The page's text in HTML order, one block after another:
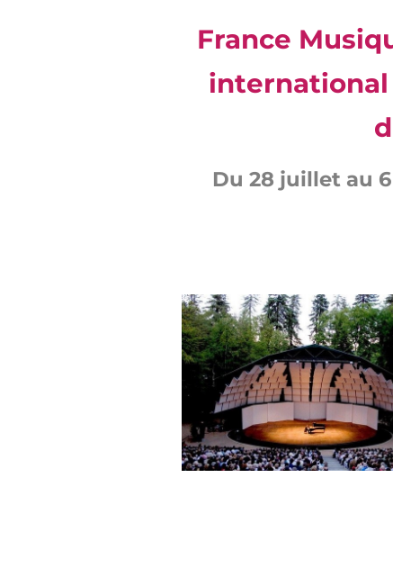
France
international
Du 28 juillet au